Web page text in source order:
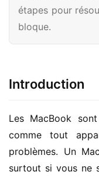
étapes pour
bloque.
Introduction
Les MacBook
comme tout
problèmes. Un
surtout si vous ne